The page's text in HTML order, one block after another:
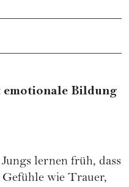
emotionale Bildung
lernen früh, dass
Gefühle wie Trauer,